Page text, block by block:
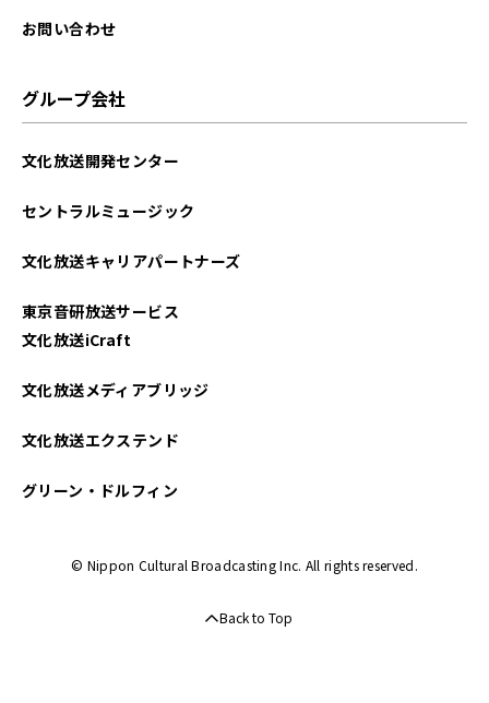
お問い合わせ
グループ会社
文化放送開発センター
セントラルミュージック
文化放送キャリアパートナーズ
東京音研放送サービス
文化放送iCraft
文化放送メディアブリッジ
文化放送エクステンド
グリーン・ドルフィン
© Nippon Cultural Broadcasting Inc. All rights reserved.
Back to Top